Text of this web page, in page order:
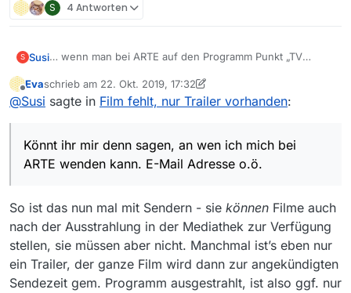
S 4 Antworten
S Susi… wenn man bei ARTE auf den Programm Punkt „TV
erscheint ganz oben im Bild links der Film und darunter
die Sendezeit. Wenn man darauf klickt erscheint immer
Könnt ihr mir denn sagen, an wen ich mich bei ARTE
wenden kann. E-Mail Adresse o.ö.
Offline
Evaschrieb am 22. Okt. 2019, 17:32
zuletzt editiert von Eva
@Susi sagte in Film fehlt, nur Trailer vorhanden:
Könnt ihr mir denn sagen, an wen ich mich bei
ARTE wenden kann. E-Mail Adresse o.ö.
So ist das nun mal mit Sendern - sie können Filme auch
nach der Ausstrahlung in der Mediathek zur Verfügung
stellen, sie müssen aber nicht. Manchmal ist’s eben nur
ein Trailer, der ganze Film wird dann zur angekündigten
Sendezeit gem. Programm ausgestrahlt, ist also ggf. nur